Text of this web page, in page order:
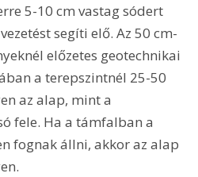
5-10 cm vastag sódert
segíti elő. Az 50 cm-
előzetes geotechnikai
a terepszintnél 25-50
az alap, mint a
fele. Ha a támfalban a
fognak állni, akkor az alap